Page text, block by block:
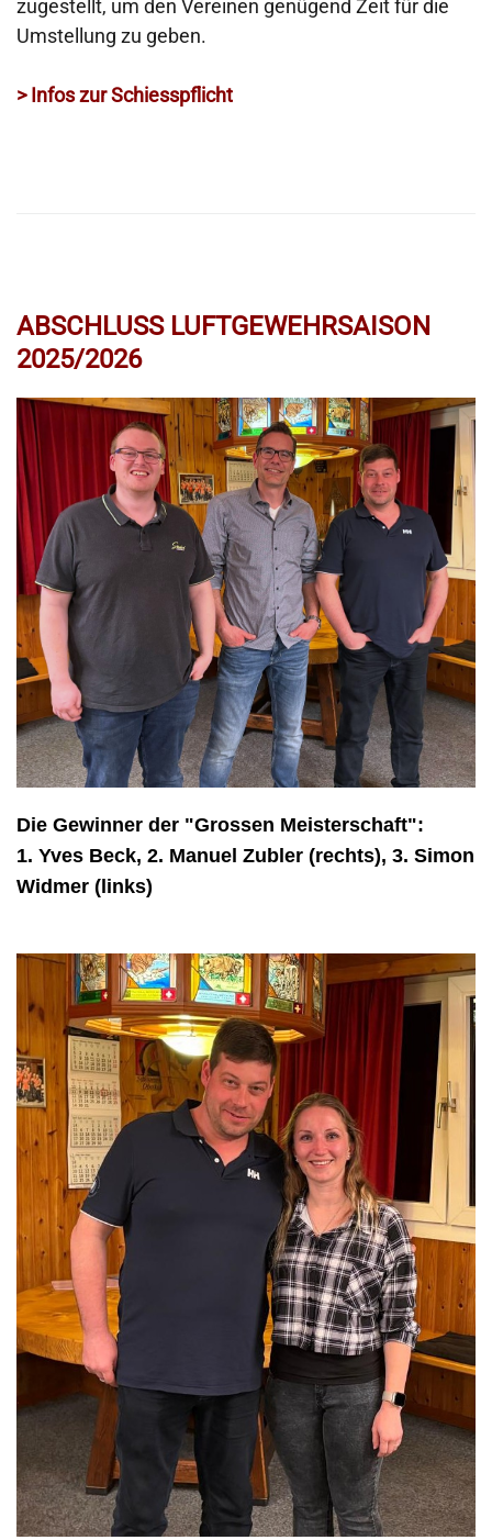
zugestellt, um den Vereinen genügend Zeit für die
Umstellung zu geben.
> Infos zur Schiesspflicht
ABSCHLUSS LUFTGEWEHRSAISON
2025/2026
Die Gewinner der "Grossen Meisterschaft":
1. Yves Beck, 2. Manuel Zubler (rechts), 3. Simon
Widmer (links)